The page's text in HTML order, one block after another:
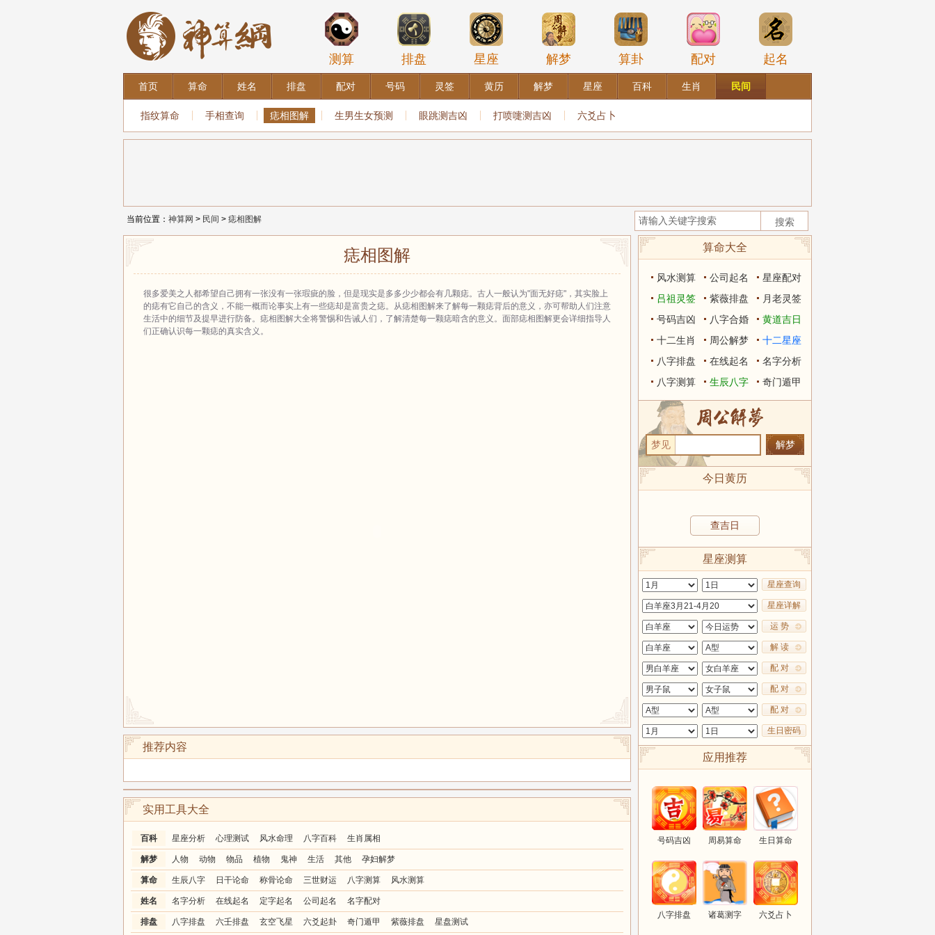
测算 排盘 星座 解梦 算卦 配对 起名
首页 算命 姓名 排盘 配对 号码 灵签 黄历 解梦 星座 百科 生肖 民间
指纹算命 手相查询 痣相图解 生男生女预测 眼跳测吉凶 打喷嚏测吉凶 六爻占卜
当前位置： 神算网 > 民间 > 痣相图解
痣相图解
很多爱美之人都希望自己拥有一张没有一张瑕疵的脸，但是现实是多多少少都会有几颗痣。古人一般认为"面无好痣"，其实脸上
的痣有它自己的含义，不能一概而论事实上有一些痣却是富贵之痣。从痣相图解来了解每一颗痣背后的意义，亦可帮助人们注意
生活中的细节及提早进行防备。痣相图解大全将警惕和告诫人们，了解清楚每一颗痣暗含的意义。面部痣相图解更会详细指导人
们正确认识每一颗痣的真实含义。
推荐内容
实用工具大全
百科 星座分析 心理测试 风水命理 八字百科 生肖属相
解梦 人物 动物 物品 植物 鬼神 生活 其他 孕妇解梦
算命 生辰八字 日干论命 称骨论命 三世财运 八字测算 风水测算
姓名 名字分析 在线起名 定字起名 公司起名 名字配对
排盘 八字排盘 六壬排盘 玄空飞星 六爻起卦 奇门遁甲 紫薇排盘 星盘测试
算命大全
风水测算 公司起名
星座配对
吕祖灵签
紫薇排盘
月老灵签
号码吉凶
八字合婚
黄道吉日
十二生肖
周公解梦
十二星座
八字排盘
在线起名
名字分析
八字测算
生辰八字 奇门遁甲
梦见
今日黄历
查吉日
星座测算
星座查询
星座详解
运 势
解 读
配 对
配 对
配 对
生日密码
应用推荐
号码吉凶 周易算命 生日算命
八字排盘 诸葛测字 六爻占卜